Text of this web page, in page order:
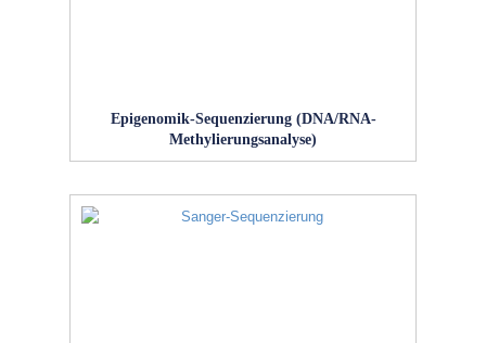
Epigenomik-Sequenzierung (DNA/RNA-
Methylierungsanalyse)